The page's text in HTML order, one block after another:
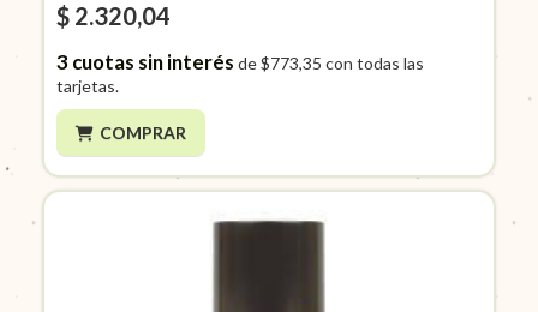
$ 2.320,04
3cuotas sin interés de$773,35 con todas las
tarjetas.
COMPRAR